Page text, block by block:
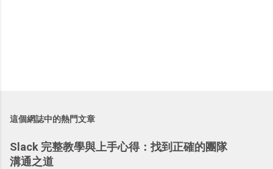
這個網誌中的熱門文章
Slack 完整教學與上手心得：找到正確的團隊
溝通之道